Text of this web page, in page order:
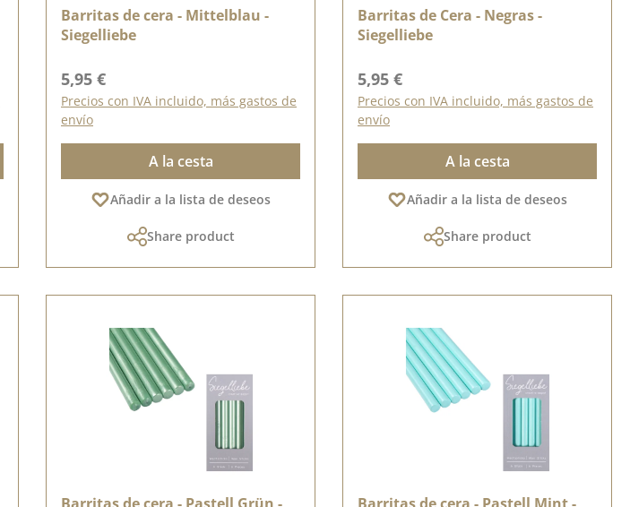
Barritas de cera - Mittelblau -
Siegelliebe
Precio normal:
5,95 €
Precios con IVA incluido, más gastos de
envío
A la cesta
Añadir a la lista de deseos
Share product
Barritas de Cera - Negras -
Siegelliebe
Precio normal:
5,95 €
Precios con IVA incluido, más gastos de
envío
A la cesta
Añadir a la lista de deseos
Share product